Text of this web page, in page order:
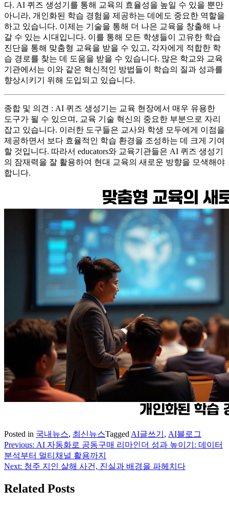
다. AI 퀴즈 생성기를 통해 교육의 효율성을 높일 수 있을 뿐만
아니라, 개인화된 학습 경험을 제공하는 데에도 중요한 역할을
하고 있습니다. 이제는 기술을 통해 더 나은 교육을 창출해 나
갈 수 있는 시대입니다. 이를 통해 모든 학생들이 고유한 학습
진단을 통해 맞춤형 교육을 받을 수 있고, 각자에게 적합한 학
습 경로를 찾는 데 도움을 받을 수 있습니다. 많은 학교와 교육
기관에서는 이와 같은 혁신적인 방법들이 학습의 질과 성과를
향상시키기 위해 도입되고 있습니다.
종합 및 의견 : AI 퀴즈 생성기는 교육 현장에서 매우 유용한
도구가 될 수 있으며, 교육 기술 혁신의 중요한 부분으로 자리
잡고 있습니다. 이러한 도구들은 교사와 학생 모두에게 이점을
제공하면서 보다 효율적인 학습 환경을 조성하는 데 크게 기여
할 것입니다. 따라서 educators와 교육기관들은 AI 퀴즈 생성기
의 잠재력을 잘 활용하여 현대 교육의 새로운 방향을 모색해야
합니다.
Posted in 국내뉴스, 최신뉴스Tagged AI글쓰기 , AI블로그
글
탐
Previous: AI 자동화로 공동구매 리마인더 성과 높이기: 데이터
분석부터 멀티채널 활용까지
Next: 청주 지인 살해 사건, 진실과 배경을 파헤치다
Related Posts